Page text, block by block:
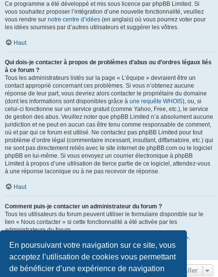
En poursuivant votre navigation sur ce site, vous
acceptez l’utilisation de cookies vous permettant
de bénéficier d’une expérience de navigation
Ce programme a été développé et mis sous licence par phpBB Limited. Si
vous souhaitez proposer l’intégration d’une nouvelle fonctionnalité, veuillez
vous rendre sur notre centre d’idées (en anglais) où vous pourrez voter pour
les idées soumises par d’autres utilisateurs et suggérer les vôtres.
Haut
Qui dois-je contacter à propos de problèmes d’abus ou d’ordres légaux liés
à ce forum ?
Tous les administrateurs listés sur la page « L’équipe » devraient être un
contact approprié concernant ces problèmes. Si vous n’obtenez aucune
réponse de leur part, vous devriez alors contacter le propriétaire du domaine
(dont les informations sont disponibles grâce à une requête WHOIS), ou, si
celui-ci fonctionne sur un service gratuit (comme Yahoo, Free, etc.), le service
de gestion des abus. Veuillez noter que phpBB Limited n’a absolument aucune
juridiction et ne peut en aucun cas être tenu comme responsable de comment,
où et par qui ce forum est utilisé. Ne contactez pas phpBB Limited pour tout
problème d’ordre légal (commentaire incessant, insultant, diffamatoire, etc.) qui
ne sont pas directement reliés avec le site internet de phpBB.com ou le logiciel
phpBB en lui-même. Si vous envoyez un courrier électronique à phpBB
Limited à propos d’une utilisation de tierce partie de ce logiciel, attendez-vous
à une réponse laconique ou à ne pas recevoir de réponse.
Haut
Comment puis-je contacter un administrateur du forum ?
Tous les utilisateurs du forum peuvent utiliser le formulaire disponible sur le
lien « Nous contacter » si cette fonctionnalité a été activée par les
administrateurs du forum.
Les membres du forum peuvent également utiliser le lien « L’équipe ».
Aller